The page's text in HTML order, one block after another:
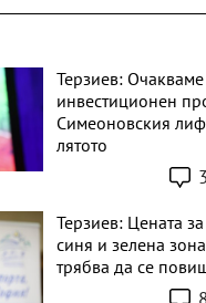
Терзиев: Очакваме
инвестиционен
Симеоновския
лятото
3
Терзиев: Цената
синя и зелена
трябва да се